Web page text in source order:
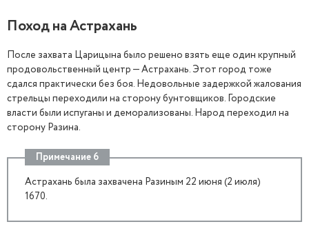
Поход на Астрахань
После захвата Царицына было решено взять еще один крупный
продовольственный центр — Астрахань. Этот город тоже
сдался практически без боя. Недовольные задержкой жалования
стрельцы переходили на сторону бунтовщиков. Городские
власти были испуганы и деморализованы. Народ переходил на
сторону Разина.
Примечание 6
Астрахань была захвачена Разиным 22 июня (2 июля)
1670.